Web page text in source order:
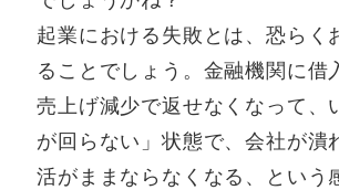
起業における失敗とは、恐らく
ることでしょう。金融機関に借
売上げ減少で返せなくなって、
が回らない」状態で、会社が潰
活がままならなくなる、という